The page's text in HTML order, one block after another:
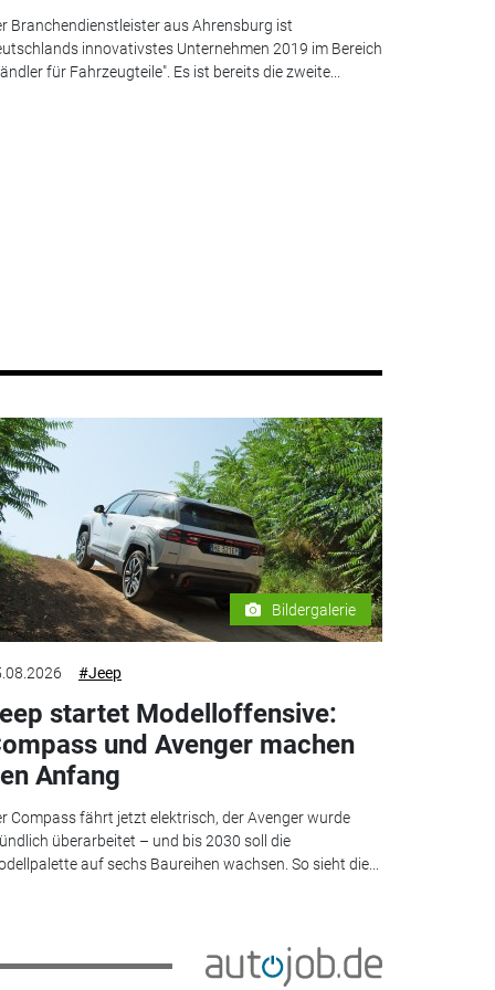
Branchendienstleister aus Ahrensburg ist
innovativstes Unternehmen 2019 im Bereich
für Fahrzeugteile". Es ist bereits die zweite...
Bildergalerie
#Jeep
startet Modelloffensive:
und Avenger machen
Anfang
Compass fährt jetzt elektrisch, der Avenger wurde
überarbeitet – und bis 2030 soll die
auf sechs Baureihen wachsen. So sieht die...